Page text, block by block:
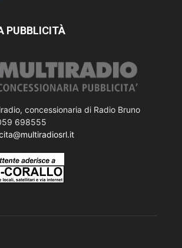
PUBBLICITÀ
concessionaria di Radio Bruno
698555